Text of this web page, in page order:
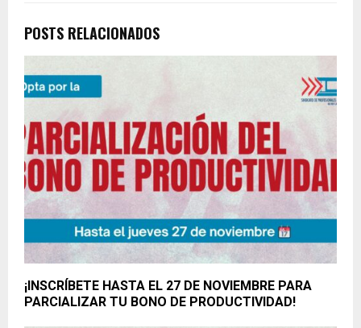
POSTS RELACIONADOS
¡INSCRÍBETE HASTA EL 27 DE NOVIEMBRE PARA
PARCIALIZAR TU BONO DE PRODUCTIVIDAD!